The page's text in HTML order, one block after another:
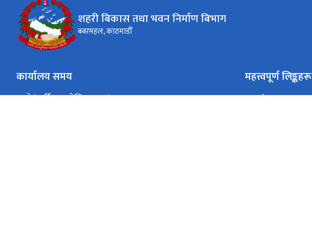
शहरी बिकास तथा भवन निर्माण बिभाग
बबरमहल, काठमाडौँ
कार्यालय समय
जाडो (कार्तिक १६ देखि माघ १५)
महत्त्वपूर्ण लिङ्कहरू
साईटम्याप